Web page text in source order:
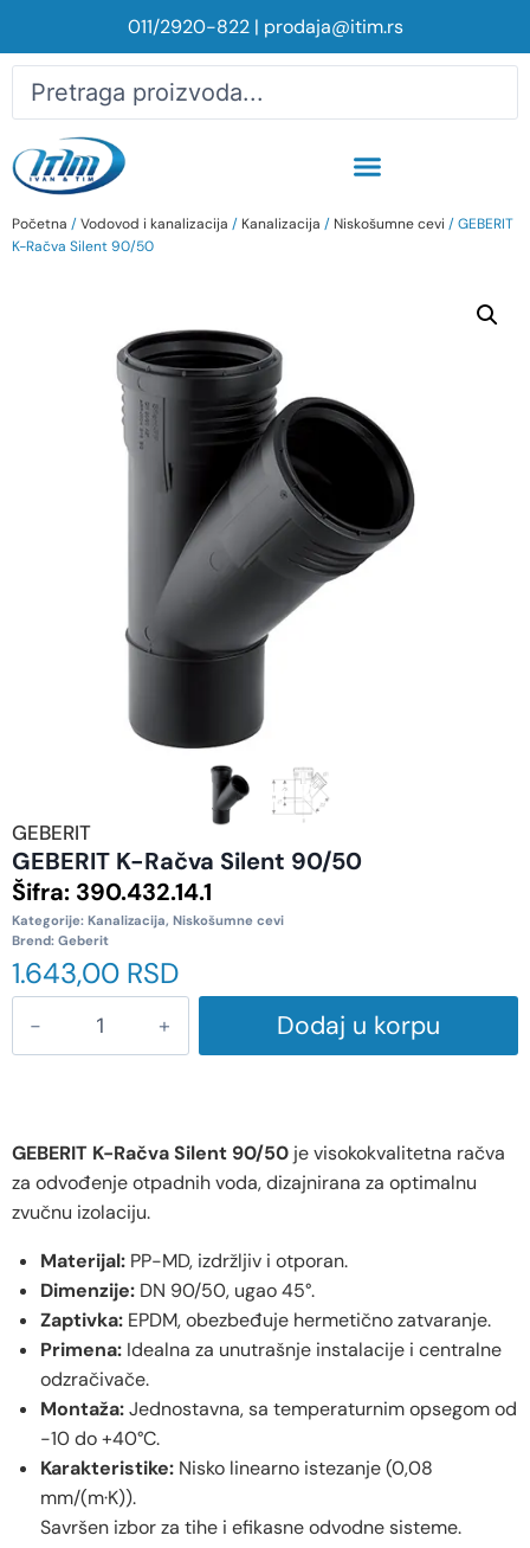
011/2920-822| prodaja@itim.rs
Početna /Vodovod i kanalizacija / Kanalizacija / Niskošumne cevi / GEBERIT
K-Račva Silent 90/50
GEBERIT
GEBERIT K-Račva Silent 90/50
Šifra: 390.432.14.1
Kategorije: Kanalizacija, Niskošumne cevi
Brend: Geberit
1.643,00 RSD
Dodaj u korpu
GEBERIT K-Račva Silent 90/50 je visokokvalitetna račva
za odvođenje otpadnih voda, dizajnirana za optimalnu
zvučnu izolaciju.
Materijal: PP-MD, izdržljiv i otporan.
Dimenzije: DN 90/50, ugao 45°.
Zaptivka: EPDM, obezbeđuje hermetično zatvaranje.
Primena: Idealna za unutrašnje instalacije i centralne
odzračivače.
Montaža:Jednostavna, sa temperaturnim opsegom od
-10 do +40°C.
Karakteristike: Nisko linearno istezanje (0,08
mm/(m·K)).
Savršen izbor za tihe i efikasne odvodne sisteme.